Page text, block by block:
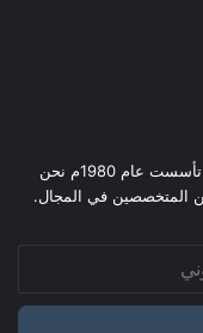
شركة النهضة العربية للمقاولات العامة شركتنا تأسست عام 1980م نحن
المتخصصين في المجال.